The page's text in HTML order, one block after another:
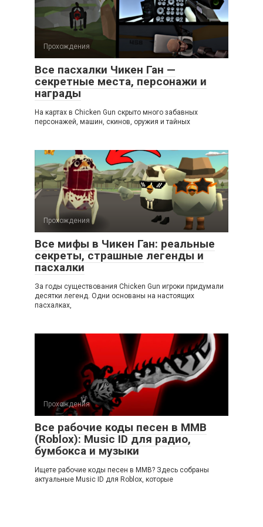
Прохождения
Все пасхалки Чикен Ган —
секретные места, персонажи и
награды
На картах в Chicken Gun скрыто много забавных
персонажей, машин, скинов, оружия и тайных
Прохождения
Все мифы в Чикен Ган: реальные
секреты, страшные легенды и
пасхалки
За годы существования Chicken Gun игроки придумали
десятки легенд. Одни основаны на настоящих
пасхалках,
Прохождения
Все рабочие коды песен в ММВ
(Roblox): Music ID для радио,
бумбокса и музыки
Ищете рабочие коды песен в ММВ? Здесь собраны
актуальные Music ID для Roblox, которые